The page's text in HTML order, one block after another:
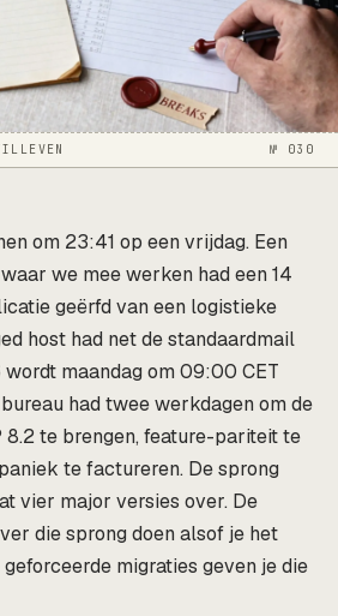
№ 030
om 23:41 op een vrijdag. Een
we mee werken had een 14
geërfd van een logistieke
host had net de standaardmail
maandag om 09:00 CET
had twee werkdagen om de
8.2 te brengen, feature-pariteit te
te factureren. De sprong
vier major versies over. De
die sprong doen alsof je het
migraties geven je die